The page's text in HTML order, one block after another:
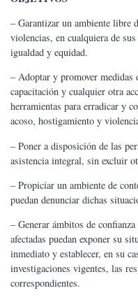
– Garantizar un ambiente libre
violencias, en cualquiera de
igualdad y equidad.
– Adoptar y promover medidas
capacitación y cualquier otra
herramientas para erradicar y
acoso, hostigamiento y
– Poner a disposición de las
asistencia integral, sin excluir
– Propiciar un ambiente de
puedan denunciar dichas
– Generar ámbitos de
afectadas puedan exponer su
inmediato y establecer, en su
investigaciones vigentes, las
correspondientes.